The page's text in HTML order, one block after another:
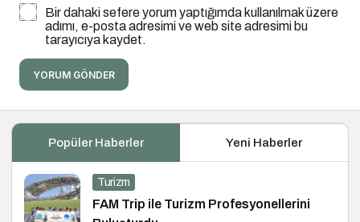
Bir dahaki sefere yorum yaptığımda kullanılmak üzere
adımı, e-posta adresimi ve web site adresimi bu
tarayıcıya kaydet.
YORUM GÖNDER
Popüler Haberler Yeni Haberler
Turizm
FAM Trip ile Turizm Profesyonellerini